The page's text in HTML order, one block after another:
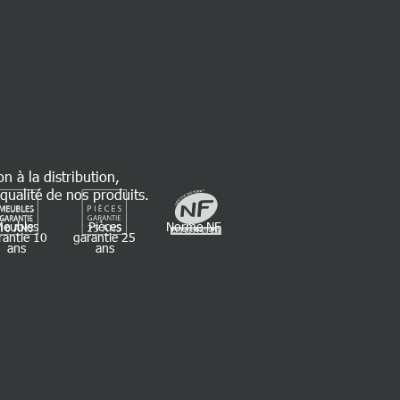
à la distribution,
de nos produits.
10
ans
Pièces
garantie 25
ans
Norme NF